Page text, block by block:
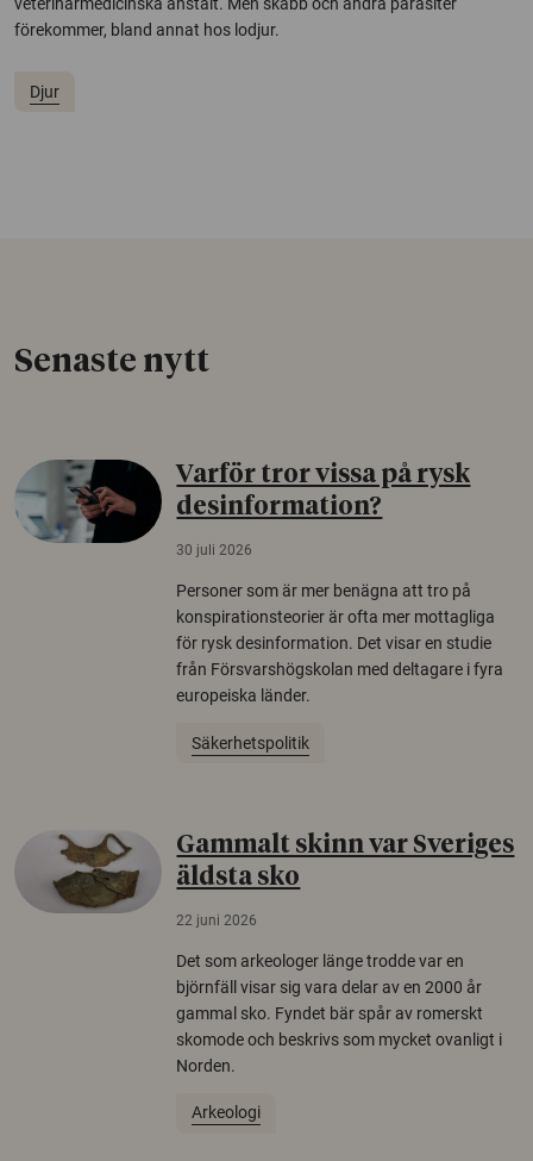
veterinärmedicinska anstalt. Men skabb och andra parasiter
förekommer, bland annat hos lodjur.
Djur
Senaste nytt
Varför tror vissa på rysk
desinformation?
30 juli 2026
Personer som är mer benägna att tro på
konspirationsteorier är ofta mer mottagliga
för rysk desinformation. Det visar en studie
från Försvarshögskolan med deltagare i fyra
europeiska länder.
Säkerhetspolitik
Gammalt skinn var Sveriges
äldsta sko
22 juni 2026
Det som arkeologer länge trodde var en
björnfäll visar sig vara delar av en 2000 år
gammal sko. Fyndet bär spår av romerskt
skomode och beskrivs som mycket ovanligt i
Norden.
Arkeologi